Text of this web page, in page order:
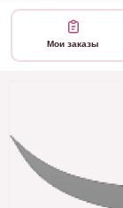
Активаторы
Ботокс
Завершающие
Мои заказы